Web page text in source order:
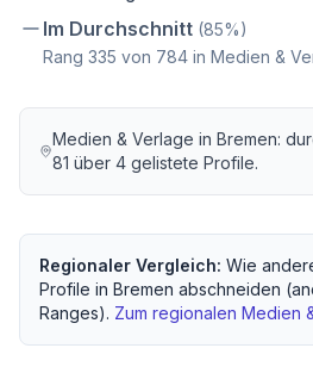
Im Durchschnitt (85%)
Rang 335 von 784 in Medien &
Medien & Verlage inBremen:
81 über4 gelistete Profile.
Regionaler Vergleich: Wie
Profile in Bremen abschneiden
Ranges). Zum regionalen Medien